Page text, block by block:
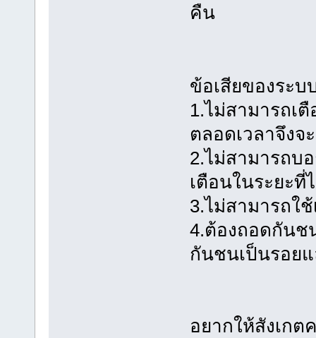
คืน
ข้อเสียของระ
1.ไม่สามารถเ
ตลอดเวลาจึงจ
2.ไม่สามารถบ
เตือนในระยะที่
3.ไม่สามารถใ
4.ต้องถอดกันช
กันชนเป็นรอย
อยากให้สังเก